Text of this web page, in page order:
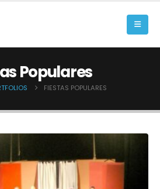
Populares
FIESTAS POPULARES